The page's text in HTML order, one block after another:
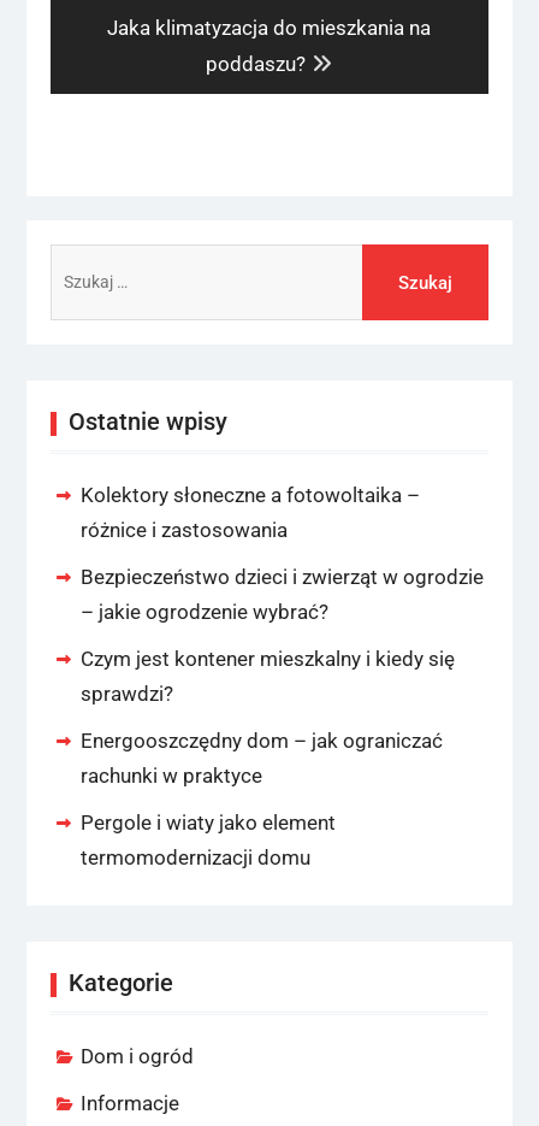
Next
Jaka klimatyzacja do mieszkania na
poddaszu?
Ostatnie wpisy
Kolektory słoneczne a fotowoltaika –
różnice i zastosowania
Bezpieczeństwo dzieci i zwierząt w ogrodzie
– jakie ogrodzenie wybrać?
Czym jest kontener mieszkalny i kiedy się
sprawdzi?
Energooszczędny dom – jak ograniczać
rachunki w praktyce
Pergole i wiaty jako element
termomodernizacji domu
Kategorie
Dom i ogród
Informacje